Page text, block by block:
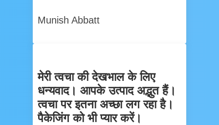
Munish Abbatt
मेरी त्वचा की देखभाल के लिए
धन्यवाद। आपके उत्पाद अद्भुत हैं।
त्वचा पर इतना अच्छा लग रहा है।
पैकेजिंग को भी प्यार करें।